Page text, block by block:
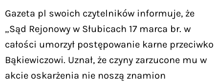
Gazeta pl swoich czytelników informuje, że
„Sąd Rejonowy w Słubicach 17 marca br. w
całości umorzył postępowanie karne przeciwko
Bąkiewiczowi. Uznał, że czyny zarzucone mu w
akcie oskarżenia nie noszą znamion